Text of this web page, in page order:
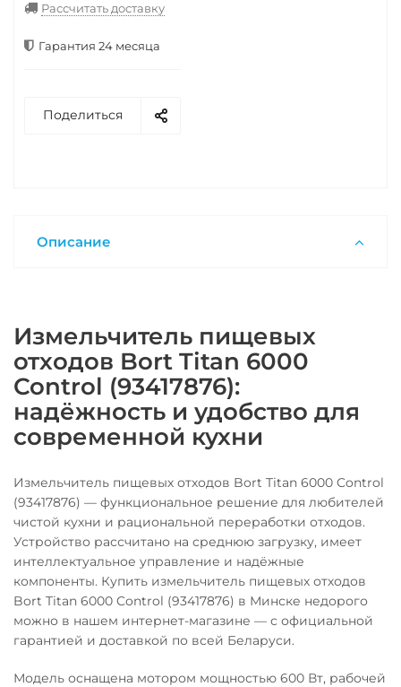
Рассчитать доставку
Гарантия 24 месяца
Поделиться
Описание
Измельчитель пищевых
отходов Bort Titan 6000
Control (93417876):
надёжность и удобство для
современной кухни
Измельчитель пищевых отходов Bort Titan 6000 Control
(93417876) — функциональное решение для любителей
чистой кухни и рациональной переработки отходов.
Устройство рассчитано на среднюю загрузку, имеет
интеллектуальное управление и надёжные
компоненты. Купить измельчитель пищевых отходов
Bort Titan 6000 Control (93417876) в Минске недорого
можно в нашем интернет-магазине — с официальной
гарантией и доставкой по всей Беларуси.
Модель оснащена мотором мощностью 600 Вт, рабочей